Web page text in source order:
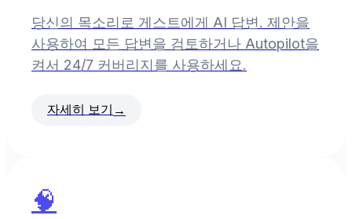
당신의 목소리로 게스트에게 AI 답변. 제안을
사용하여 모든 답변을 검토하거나 Autopilot을
켜서 24/7 커버리지를 사용하세요.
자세히 보기 →
🧠